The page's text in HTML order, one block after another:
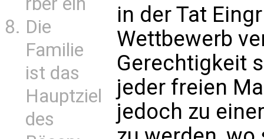
Die
Familie
ist das
Hauptziel
des
in der Tat
Wettbewerb
Gerechtigkeit
jeder freien
jedoch zu